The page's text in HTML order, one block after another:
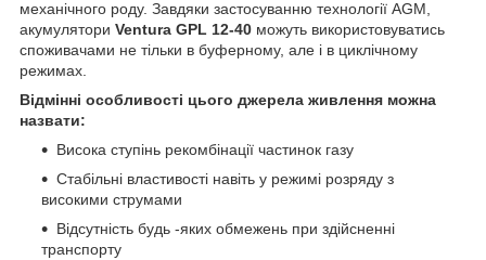
механічного роду. Завдяки застосуванню технології AGM,
акумулятори Ventura GPL 12-40 можуть використовуватись
споживачами не тільки в буферному, але і в циклічному
режимах.
Відмінні особливості цього джерела живлення можна
назвати:
Висока ступінь рекомбінації частинок газу
Стабільні властивості навіть у режимі розряду з
високими струмами
Відсутність будь -яких обмежень при здійсненні
транспорту